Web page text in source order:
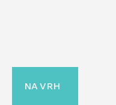
NA VRH